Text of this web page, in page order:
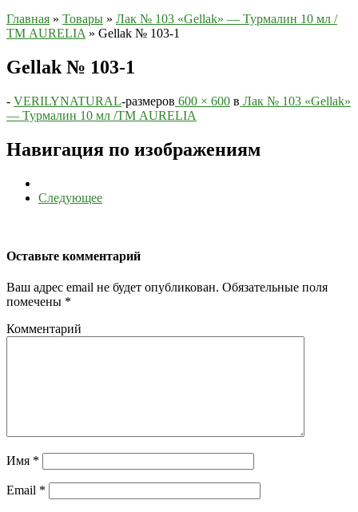
Главная » Товары » Лак № 103 «Gellak» — Турмалин 10 мл /
ТМ AURELIA » Gеllak № 103-1
Gеllak № 103-1
- VERILYNATURAL-размеров 600 × 600 в Лак № 103 «Gellak»
— Турмалин 10 мл /ТМ AURELIA
Навигация по изображениям
Следующее
Оставьте комментарий
Ваш адрес email не будет опубликован. Обязательные поля
помечены *
Комментарий
Имя *
Email *